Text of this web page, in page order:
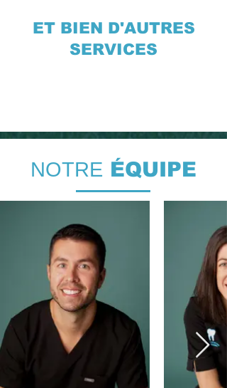
ET BIEN D'AUTRES
SERVICES
NOTRE ÉQUIPE